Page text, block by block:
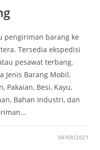
pengiriman barang ke
Tersedia ekspedisi
pesawat terbang.
Jenis Barang Mobil,
Pakaian, Besi, Kayu,
Bahan Industri, dan
04/08/2021